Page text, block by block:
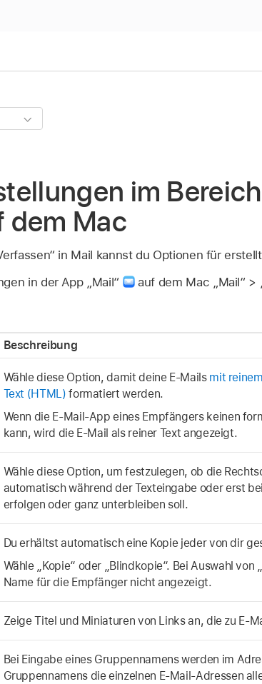
im Bereich
dem Mac
in Mail kannst du Optionen für
in der App „Mail“
auf dem Mac „Mail“ >
Beschreibung
Wähle diese Option, damit deine E-Mails mit
Text (HTML) formatiert werden.
Wenn die E-Mail-App eines Empfängers keinen
kann, wird die E-Mail als reiner Text angezeigt.
Wähle diese Option, um festzulegen, ob die
automatisch während der Texteingabe oder erst
erfolgen oder ganz unterbleiben soll.
Du erhältst automatisch eine Kopie jeder von dir
Wähle „Kopie“ oder „Blindkopie“. Bei Auswahl von
Name für die Empfänger nicht angezeigt.
Zeige Titel und Miniaturen von Links an, die zu E-
Bei Eingabe eines Gruppennamens werden im
Gruppennamens die einzelnen E-Mail-Adressen